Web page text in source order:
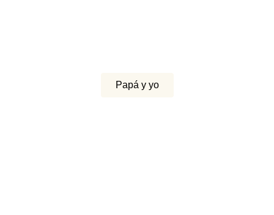
Papá y yo